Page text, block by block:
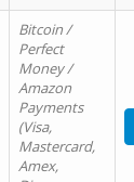
Bitcoin /
Perfect
Money /
Amazon
Payments
(Visa,
Mastercard,
Amex,